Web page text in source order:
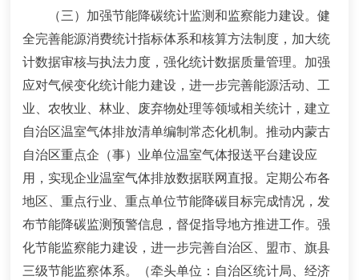
（三）加强节能降碳统计监测和监察能力建设。健
全完善能源消费统计指标体系和核算方法制度，加大统
计数据审核与执法力度，强化统计数据质量管理。加强
应对气候变化统计能力建设，进一步完善能源活动、工
业、农牧业、林业、废弃物处理等领域相关统计，建立
自治区温室气体排放清单编制常态化机制。推动内蒙古
自治区重点企（事）业单位温室气体报送平台建设应
用，实现企业温室气体排放数据联网直报。 定期公布各
地区、重点行业、重点单位节能降碳目标完成情况，发
布节能降碳监测预警信息，督促指导地方推进工作。强
化节能监察能力建设，进一步完善自治区、盟市、旗县
三级节能监察体系。
（牵头单位：自治区统计局、经济